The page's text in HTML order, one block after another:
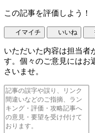
この記事を評価しよう！
イマイチ いいね
いただいた内容は担当者
す。個々のご意見にはお
さいませ。